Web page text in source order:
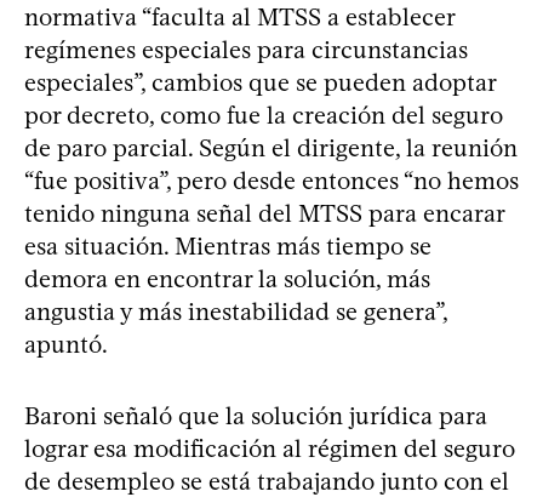
normativa “faculta al MTSS a establecer
regímenes especiales para circunstancias
especiales”, cambios que se pueden adoptar
por decreto, como fue la creación del seguro
de paro parcial. Según el dirigente, la reunión
“fue positiva”, pero desde entonces “no hemos
tenido ninguna señal del MTSS para encarar
esa situación. Mientras más tiempo se
demora en encontrar la solución, más
angustia y más inestabilidad se genera”,
apuntó.
Baroni señaló que la solución jurídica para
lograr esa modificación al régimen del seguro
de desempleo se está trabajando junto con el